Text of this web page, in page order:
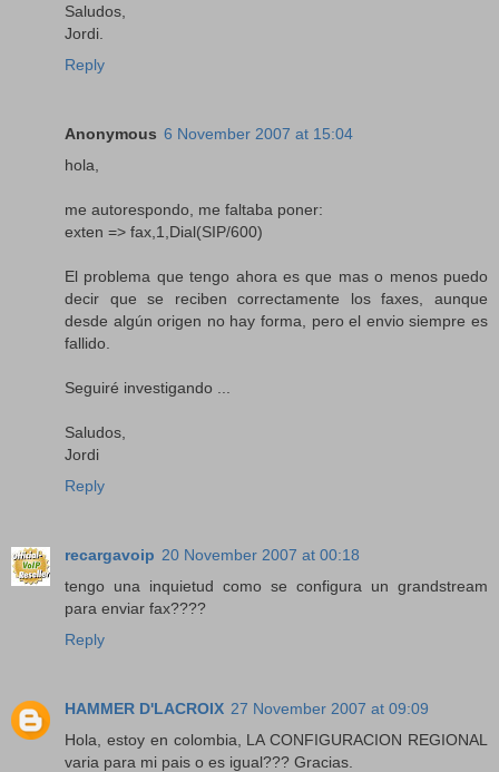
Saludos,
Jordi.
Reply
Anonymous 6 November 2007 at 15:04
hola,
me autorespondo, me faltaba poner:
exten => fax,1,Dial(SIP/600)
El problema que tengo ahora es que mas o menos puedo
decir que se reciben correctamente los faxes, aunque
desde algún origen no hay forma, pero el envio siempre es
fallido.
Seguiré investigando ...
Saludos,
Jordi
Reply
recargavoip 20 November 2007 at 00:18
tengo una inquietud como se configura un grandstream
para enviar fax????
Reply
HAMMER D'LACROIX 27 November 2007 at 09:09
Hola, estoy en colombia, LA CONFIGURACION REGIONAL
varia para mi pais o es igual??? Gracias.